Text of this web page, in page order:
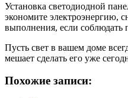
Установка светодиодной
экономите электроэнергию,
выполнения, если соблюдать
Пусть свет в вашем доме
мешает сделать его уже
Похожие записи: